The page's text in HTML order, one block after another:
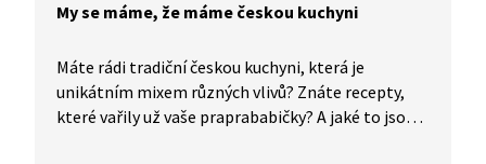
My se máme, že máme českou kuchyni
Máte rádi tradiční českou kuchyni, která je
unikátním mixem různých vlivů? Znáte recepty,
které vařily už vaše praprababičky? A jaké to jsou?